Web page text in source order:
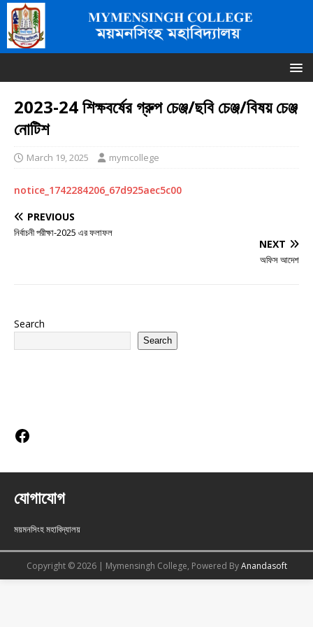
2023-24 শিক্ষবর্ষের গ্রুপ চেঞ্জ/ছবি চেঞ্জ/বিষয় চেঞ্জ
নোটিশ
March 19, 2025 mymcollege
notice_1742284206_67d925aec5c00
PREVIOUS
নির্বাচনী পরীক্ষা-2025 এর ফলাফল
NEXT
অফিস আদেশ
Search
Search
যোগাযোগ
ময়মনসিংহ মহাবিদ্যালয়
Copyright © 2026 | Mymensingh College, Powered ByAnandasoft